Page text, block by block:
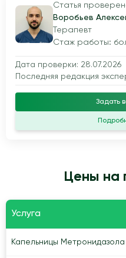
Статья
Воробьев
Терапевт
Стаж работы:
Дата проверки: 28.07.2026
Последняя редакция
Задать
Цены на
Услуга
Капельницы